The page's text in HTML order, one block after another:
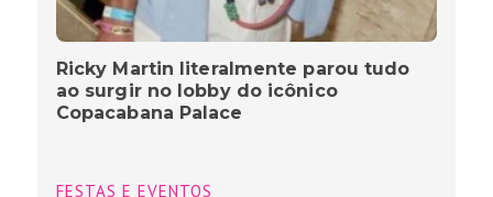
Ricky Martin literalmente parou tudo
ao surgir no lobby do icônico
Copacabana Palace
FESTAS E EVENTOS